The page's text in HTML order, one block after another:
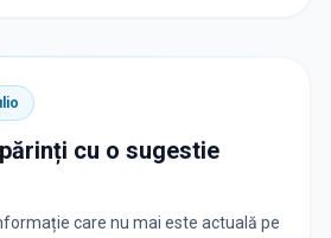
cu o sugestie
care nu mai este actuală pe